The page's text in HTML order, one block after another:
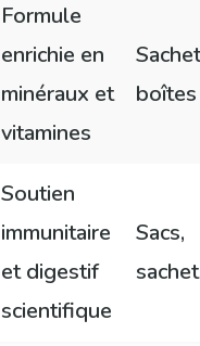
Formule
enrichie en
minéraux et
vitamines
boîtes
Soutien
immunitaire
et digestif
scientifique
Sacs,